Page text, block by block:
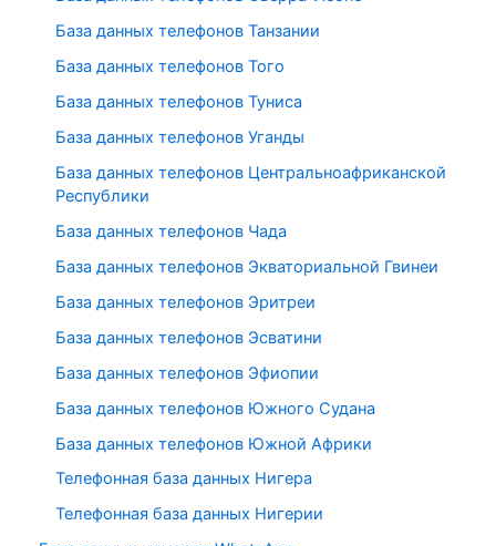
База данных телефонов Танзании
База данных телефонов Того
База данных телефонов Туниса
База данных телефонов Уганды
База данных телефонов Центральноафриканской
Республики
База данных телефонов Чада
База данных телефонов Экваториальной Гвинеи
База данных телефонов Эритреи
База данных телефонов Эсватини
База данных телефонов Эфиопии
База данных телефонов Южного Судана
База данных телефонов Южной Африки
Телефонная база данных Нигера
Телефонная база данных Нигерии